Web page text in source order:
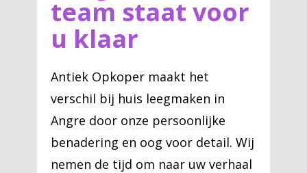
team staat voor
u klaar
Antiek Opkoper maakt het
verschil bij huis leegmaken in
Angre door onze persoonlijke
benadering en oog voor detail. Wij
nemen de tijd om naar uw verhaal